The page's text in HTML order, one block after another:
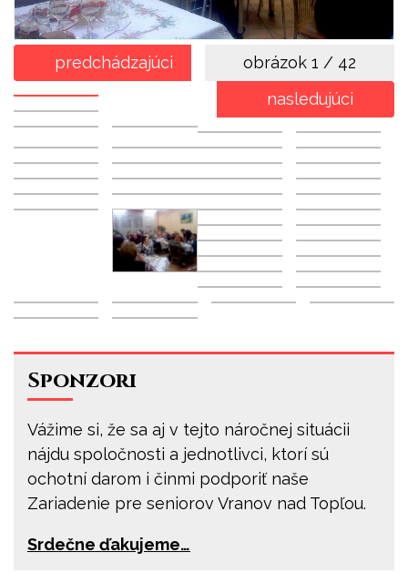
Sponzori
Vážime si, že sa aj v tejto náročnej situácii
nájdu spoločnosti a jednotlivci, ktorí sú
ochotní darom i činmi podporiť naše
Zariadenie pre seniorov Vranov nad Topľou.
Srdečne ďakujeme…
predchádzajúci obrázok 1 / 42
nasledujúci